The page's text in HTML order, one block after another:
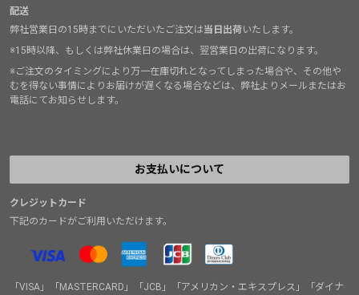
配送
弊社営業日の15時までにいただいたご注文は当日出荷いたします。
※15時以降、もしくは弊社休業日の場合は、翌営業日の出荷になります。
※ご注文のタイミングにより万一在庫切れとなってしまった場合や、その他や
むを得ない事情によりお届けが遅くなる場合などは、弊社よりメールまたはお
電話にてお知らせします。
お支払いについて
クレジットカード
下記のカードがご利用いただけます。
「VISA」「MASTERCARD」「JCB」「アメリカン・エキスプレス」「ダイナ